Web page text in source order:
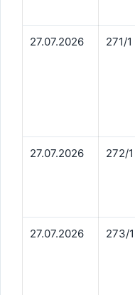
27.07.2026 271/1
27.07.2026 272/1
27.07.2026 273/1